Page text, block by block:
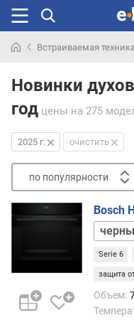
раньше
Встраиваемая техника
Новинки
год цены на 275
2025 г. очистить
по популярности
п
п
у
л
Bosch
белый
графит
Serie 6
защита
Объем: